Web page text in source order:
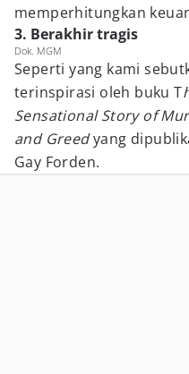
memperhitungkan
3. Berakhir tragis
Dok. MGM
Seperti yang kami
terinspirasi oleh buku T
Sensational Story of
and Greedyang
Gay Forden.